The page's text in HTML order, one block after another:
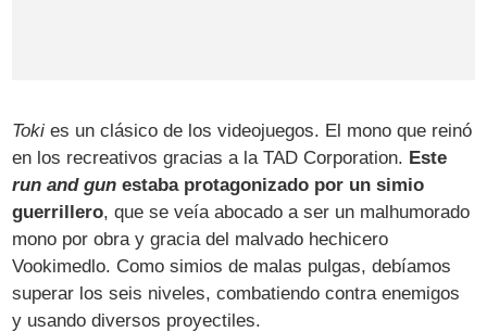
Toki es un clásico de los videojuegos. El mono que reinó
en los recreativos gracias a la TAD Corporation. Este
run and gun estaba protagonizado por un simio
guerrillero, que se veía abocado a ser un malhumorado
mono por obra y gracia del malvado hechicero
Vookimedlo. Como simios de malas pulgas, debíamos
superar los seis niveles, combatiendo contra enemigos
y usando diversos proyectiles.